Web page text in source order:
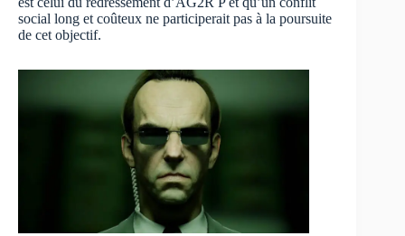
social long et coûteux ne participerait pas à la poursuite
de cet objectif.